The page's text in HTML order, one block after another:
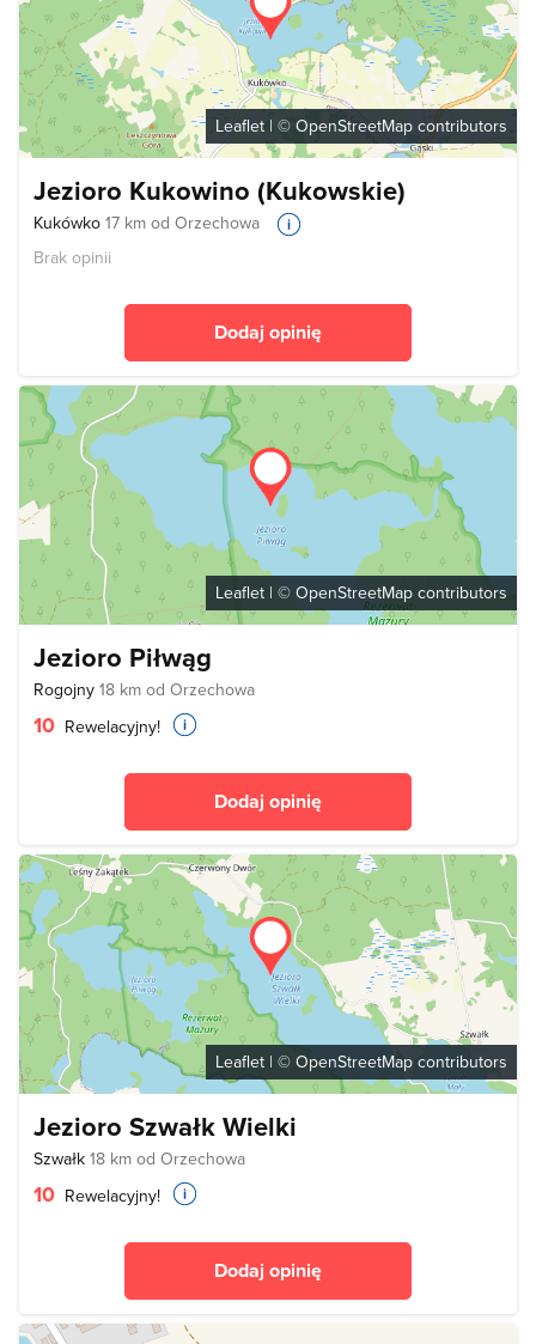
Leaflet | © OpenStreetMap contributors
Jezioro Kukowino (Kukowskie)
Kukówko 17 km od Orzechowa
Brak opinii
Dodaj opinię
Leaflet | © OpenStreetMap contributors
Jezioro Piłwąg
Rogojny 18 km od Orzechowa
10 Rewelacyjny!
Dodaj opinię
Leaflet | © OpenStreetMap contributors
Jezioro Szwałk Wielki
Szwałk 18 km od Orzechowa
10 Rewelacyjny!
Dodaj opinię